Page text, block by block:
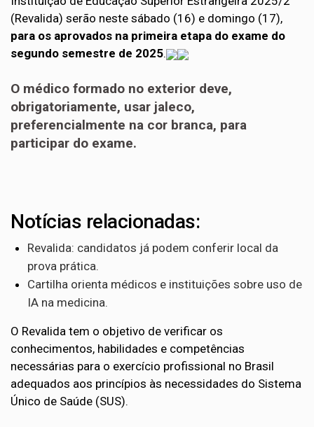
(Revalida) serão neste sábado (16) e domingo (17),
para os aprovados na primeira etapa do exame do
segundo semestre de 2025.
O médico formado no exterior deve,
obrigatoriamente, usar jaleco,
preferencialmente na cor branca, para
participar do exame.
Notícias relacionadas:
Revalida: candidatos já podem conferir local da
prova prática.
Cartilha orienta médicos e instituições sobre uso de
IA na medicina.
O Revalida tem o objetivo de verificar os
conhecimentos, habilidades e competências
necessárias para o exercício profissional no Brasil
adequados aos princípios às necessidades do Sistema
Único de Saúde (SUS).